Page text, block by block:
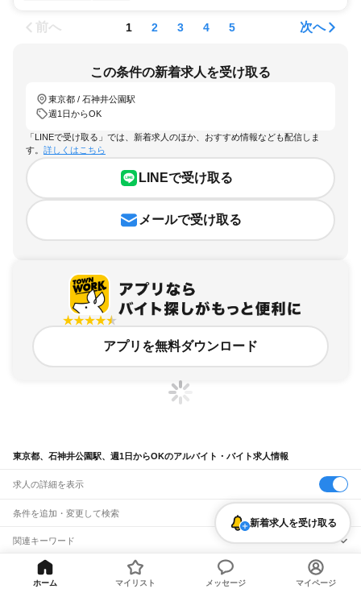
前へ 1 2 3 4 5 次へ
この条件の新着求人を受け取る
東京都 / 石神井公園駅
週1日からOK
「LINEで受け取る」では、新着求人のほか、おすすめ情報なども配信しま
す。 詳しくはこちら
LINEで受け取る
メールで受け取る
アプリを無料ダウンロード
東京都、石神井公園駅、週1日からOKのアルバイト・バイト求人情報
求人の詳細を表示
条件を追加・変更して検索
市区町村を追加・変更
東京都
東京都すべて
東京23区
駅を追加・変更
関連キーワード
完全在宅ワーク 全国 シール貼り 在宅 ガチャガチャ
バイトTOP
東京23区 石神井公園駅
週1日からO
Kのアルバイト・バイト・求人
新着求人を受け取る
ホーム マイリスト メッセージ マイページ